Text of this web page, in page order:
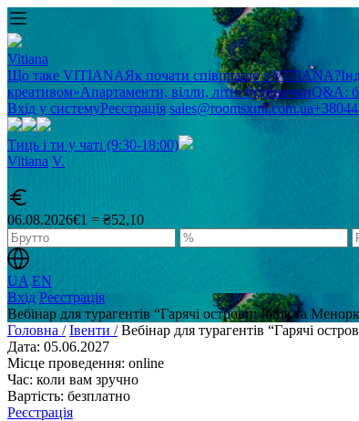
Vitiana
Що таке VITIANAЯк почати співпрацю з VITIANA?
креативом»Апартаменти, вілли, літні будиночкиQ&A:
Вхід у системуРеєстрація sales@roomsxml.com.ua
Тиць і ти у чаті (9:30-18:00)
Vitiana V.
06.08.2026€1 = ₴52,10
UA EN
Вхід Реєстрація
Вебінар для турагентів “Гарячі острови: Ібіца та
Головна / Івенти / Вебінар для турагентів “Гарячі
Дата: 05.06.2027
Місце проведення: online
Час: коли вам зручно
Вартість: безплатно
Реєстрація